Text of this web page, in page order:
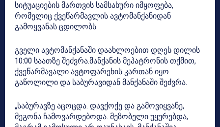
სიტუაციების მართვის სამსახური იმყოფება,
რომელიც ქვეწარმავლის ავტომანქანიდან
გამოყვანას ცდილობს.
გველი ავტომანქანაში დაახლოებით დღეს დილის
10:00 საათზე შეძვრა.მანქანის მეპატრონის თქმით,
ქვეწარმავალი ავტოფარეხის კართან იყო
გაწოლილი და საბურავიდან მანქანაში შეძვრა.
„საბურავზე აცოცდა. დავქოქე და გამოვიყვანე,
მეგონა ჩამოვარდებოდა. მეზობელი უყურებდა,